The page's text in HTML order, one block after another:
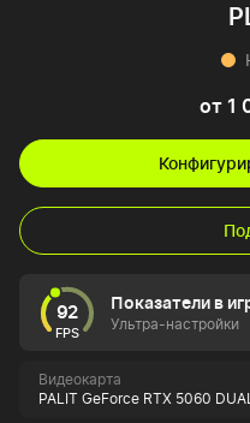
от 1
92
FPS
Показатели в
Ультра-настройки
Видеокарта
PALIT GeForce RTX 5060